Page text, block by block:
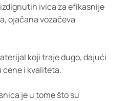
ivica za efikasnije
ojačana vozačeva
koji traje dugo, dajući
i kvaliteta.
je u tome što su